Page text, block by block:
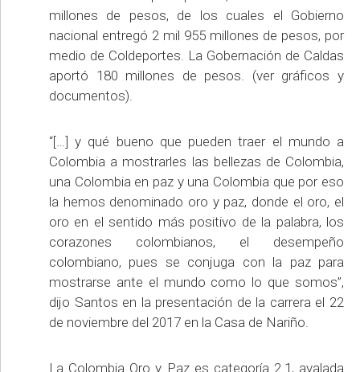
millones de pesos, de los cuales el Gobierno
nacional entregó 2 mil 955 millones de pesos, por
medio de Coldeportes. La Gobernación de Caldas
aportó 180 millones de pesos. (ver gráficos y
documentos).
“[…] y qué bueno que pueden traer el mundo a
Colombia a mostrarles las bellezas de Colombia,
una Colombia en paz y una Colombia que por eso
la hemos denominado oro y paz, donde el oro, el
oro en el sentido más positivo de la palabra, los
corazones colombianos, el desempeño
colombiano, pues se conjuga con la paz para
mostrarse ante el mundo como lo que somos”,
dijo Santos en la presentación de la carrera el 22
de noviembre del 2017 en la Casa de Nariño.
La Colombia Oro y Paz es categoría 2.1, avalada